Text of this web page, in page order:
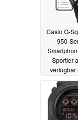
Casio G-
950-
Sportler
verfügbar